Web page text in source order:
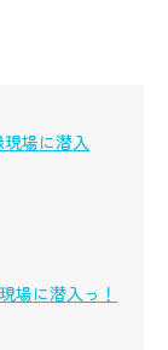
場に潜入
場に潜入っ！